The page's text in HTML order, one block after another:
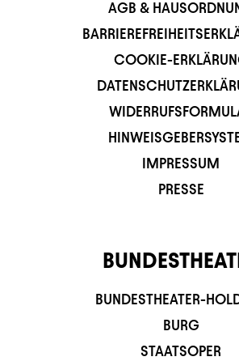
AGB &
COOKIE-
IMPRESSUM
PRESSE
BUNDESTHEATER-
BURG
STAATSOPER